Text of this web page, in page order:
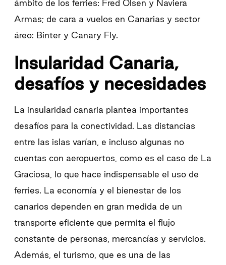
ámbito de los ferries: Fred Olsen y Naviera
Armas; de cara a vuelos en Canarias y sector
áreo: Binter y Canary Fly.
Insularidad Canaria,
desafíos y necesidades
La insularidad canaria plantea importantes
desafíos para la conectividad. Las distancias
entre las islas varían, e incluso algunas no
cuentas con aeropuertos, como es el caso de La
Graciosa, lo que hace indispensable el uso de
ferries. La economía y el bienestar de los
canarios dependen en gran medida de un
transporte eficiente que permita el flujo
constante de personas, mercancías y servicios.
Además, el turismo, que es una de las